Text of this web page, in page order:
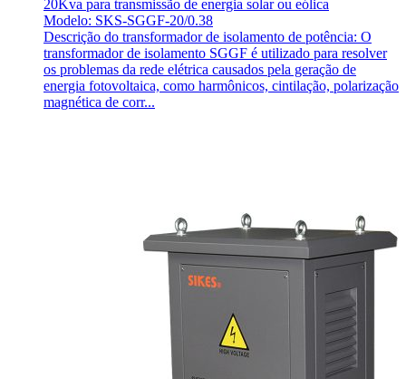
20Kva para transmissão de energia solar ou eólica
Modelo: SKS-SGGF-20/0.38
Descrição do transformador de isolamento de potência: O
transformador de isolamento SGGF é utilizado para resolver
os problemas da rede elétrica causados pela geração de
energia fotovoltaica, como harmônicos, cintilação, polarização
magnética de corr...